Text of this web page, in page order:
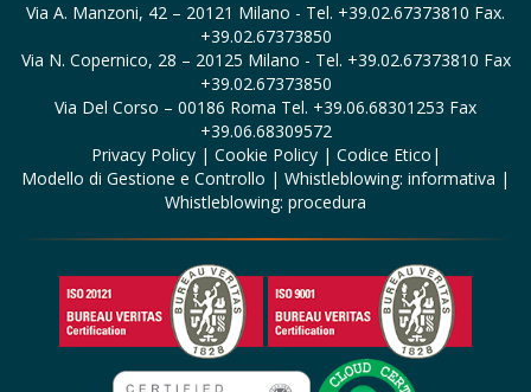
Via A. Manzoni, 42 – 20121 Milano - Tel. +39.02.67373810 Fax.
+39.02.67373850
Via N. Copernico, 28 – 20125 Milano - Tel. +39.02.67373810 Fax
+39.02.67373850
Via Del Corso – 00186 Roma Tel. +39.06.68301253 Fax
+39.06.68309572
Privacy Policy| Cookie Policy| Codice Etico |
Modello di Gestione e Controllo | Whistleblowing: informativa |
Whistleblowing: procedura